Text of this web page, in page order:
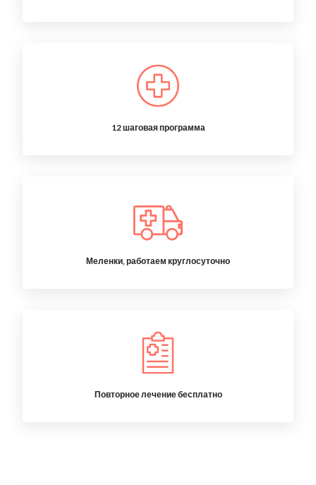
12 шаговая программа
Меленки, работаем круглосуточно
Повторное лечение бесплатно